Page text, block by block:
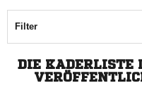
Filter
DIE KADERLISTE